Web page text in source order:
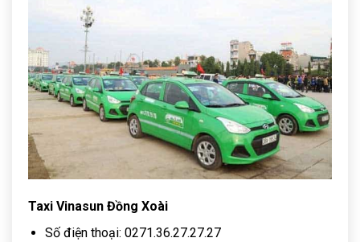
Taxi Vinasun Đồng Xoài
Số điện thoại: 0271.36.27.27.27